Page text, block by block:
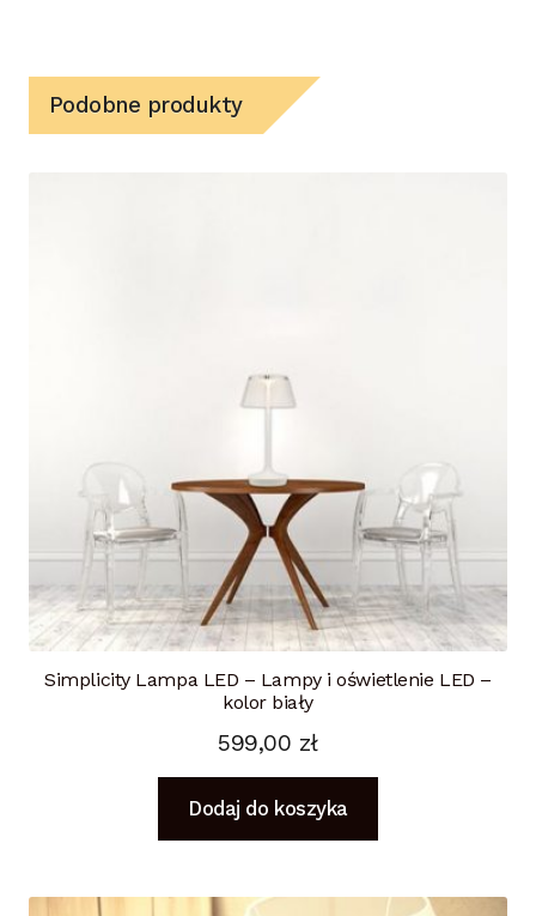
Podobne produkty
Simplicity Lampa LED – Lampy i oświetlenie LED –
kolor biały
599,00 zł
Dodaj do koszyka